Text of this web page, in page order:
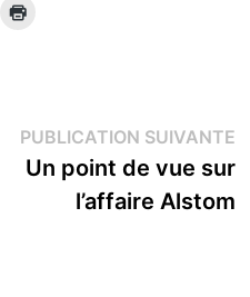
PUBLICATION SUIVANTE
Un point de vue sur
l’affaire Alstom